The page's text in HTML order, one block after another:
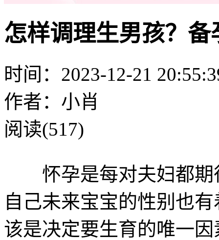
怎样调理生男孩？
时间：2023-12-21
作者：小肖
阅读(517)
怀孕是每对夫妇都期
自己未来宝宝的性别也
该是决定要生育的唯一